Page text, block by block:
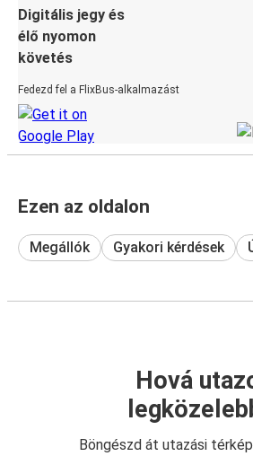
Digitális jegy és
élő nyomon
követés
Fedezd fel a FlixBus-alkalmazást
Ezen az oldalon
Megállók Gyakori kérdések
Hová
Böngészd át utazási